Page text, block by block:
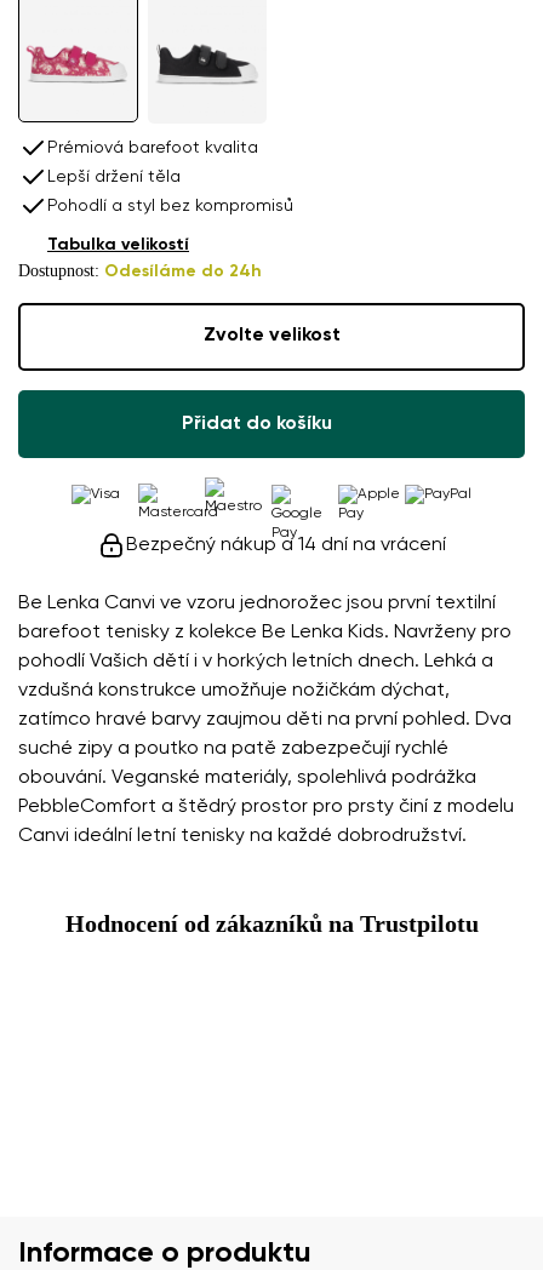
Be Lenka Canvi ve vzoru jednorožec jsou první textilní
barefoot tenisky z kolekce Be Lenka Kids. Navrženy pro
pohodlí Vašich dětí i v horkých letních dnech. Lehká a
vzdušná konstrukce umožňuje nožičkám dýchat,
zatímco hravé barvy zaujmou děti na první pohled. Dva
suché zipy a poutko na patě zabezpečují rychlé
obouvání. Veganské materiály, spolehlivá podrážka
PebbleComfort a štědrý prostor pro prsty činí z modelu
Canvi ideální letní tenisky na každé dobrodružství.
Prémiová barefoot kvalita
Lepší držení těla
Pohodlí a styl bez kompromisů
Dostupnost: Odesíláme do 24h
Tabulka velikostí
Zvolte velikost
Přidat do košíku
Bezpečný nákup a 14 dní na vrácení
Hodnocení od zákazníků na Trustpilotu
Informace o produktu